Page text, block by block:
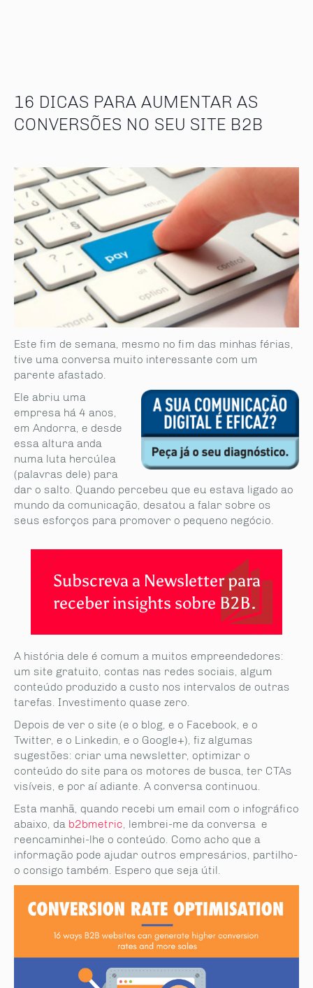
16 DICAS PARA AUMENTAR AS
CONVERSÕES NO SEU SITE B2B
Este fim de semana, mesmo no fim das minhas férias,
tive uma conversa muito interessante com um
parente afastado.
Ele abriu uma
empresa há 4 anos,
em Andorra, e desde
essa altura anda
numa luta hercúlea
(palavras dele) para
dar o salto. Quando percebeu que eu estava ligado ao
mundo da comunicação, desatou a falar sobre os
seus esforços para promover o pequeno negócio.
Subscreva a Newsletter para
receber insights sobre B2B.
A história dele é comum a muitos empreendedores:
um site gratuito, contas nas redes sociais, algum
conteúdo produzido a custo nos intervalos de outras
tarefas. Investimento quase zero.
Depois de ver o site (e o blog, e o Facebook, e o
Twitter, e o Linkedin, e o Google+), fiz algumas
sugestões: criar uma newsletter, optimizar o
conteúdo do site para os motores de busca, ter CTAs
visíveis, e por aí adiante. A conversa continuou.
Esta manhã, quando recebi um email com o infográfico
abaixo, da b2bmetric, lembrei-me da conversa e
reencaminhei-lhe o conteúdo. Como acho que a
informação pode ajudar outros empresários, partilho-
o consigo também. Espero que seja útil.